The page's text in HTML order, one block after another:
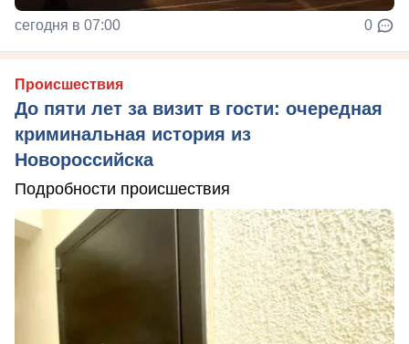
сегодня в 07:00 0
Происшествия
До пяти лет за визит в гости: очередная
криминальная история из
Новороссийска
Подробности происшествия